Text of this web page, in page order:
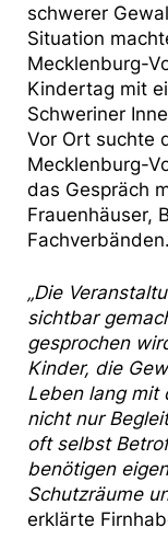
schwerer
Situation
Mecklenburg-
Kindertag mit
Schweriner
Vor Ort suchte
Mecklenburg-
das Gespräch
Frauenhäuser,
Fachverbänden.
„Die
sichtbar
gesprochen
Kinder, die
Leben lang mit
nicht nur
oft selbst
benötigen
Schutzräume
erklärte